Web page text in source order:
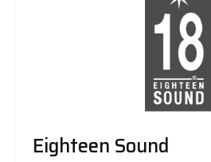
Eighteen Sound